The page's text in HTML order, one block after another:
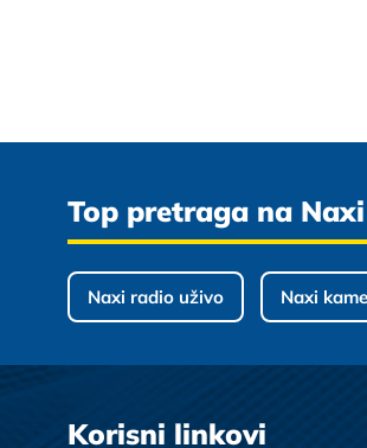
Top pretraga na
Naxi radio uživo Naxi
Korisni linkovi